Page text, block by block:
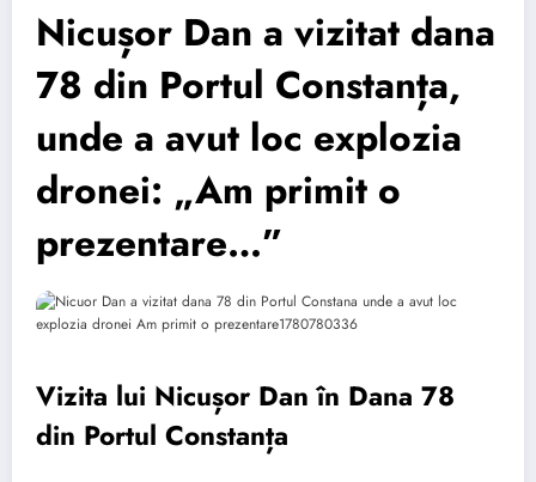
Nicușor Dan a vizitat dana
78 din Portul Constanța,
unde a avut loc explozia
dronei: „Am primit o
prezentare…”
Vizita lui Nicușor Dan în Dana 78
din Portul Constanța